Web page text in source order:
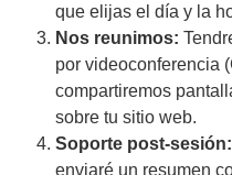
que elijas el día y la
Nos reunimos:
por videoconferencia
compartiremos
sobre tu sitio web.
Soporte post-sesión:
enviaré un resumen